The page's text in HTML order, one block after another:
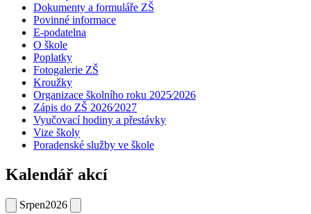
Dokumenty a formuláře ZŠ
Povinné informace
E-podatelna
O škole
Poplatky
Fotogalerie ZŠ
Kroužky
Organizace školního roku 2025⁄2026
Zápis do ZŠ 2026⁄2027
Vyučovací hodiny a přestávky
Vize školy
Poradenské služby ve škole
Kalendář akcí
Srpen2026